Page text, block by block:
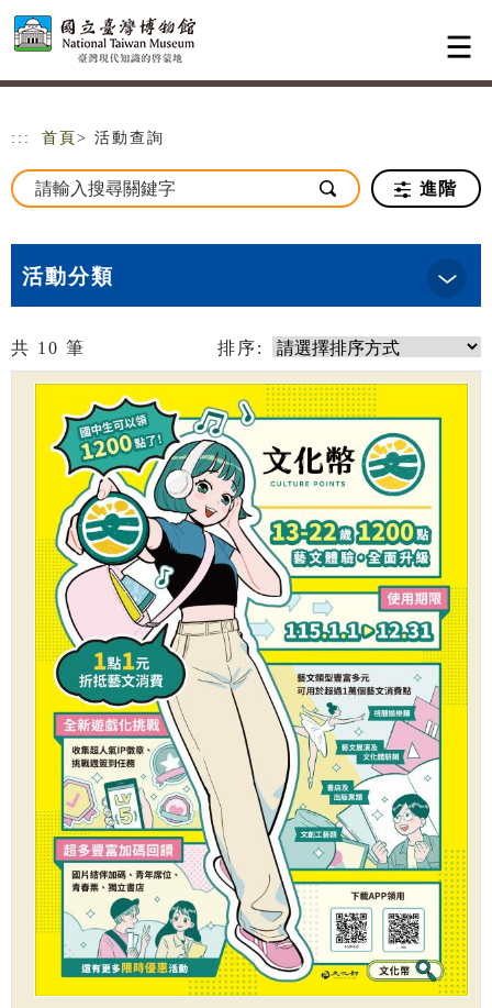
跳到主要內容
網站導覽
::: 首頁 > 活動查詢
進階
活動分類
共 10 筆 排序: